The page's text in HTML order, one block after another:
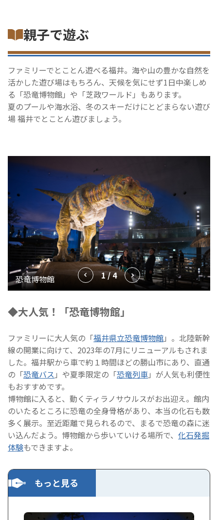
親子で遊ぶ
ファミリーでとことん遊べる福井。海や山の豊かな自然を
活かした遊び場はもちろん、天候を気にせず1日中楽しめ
る「恐竜博物館」や「芝政ワールド」もあります。
夏のプールや海水浴、冬のスキーだけにとどまらない遊び
場 福井でとことん遊びましょう。
1 / 4
◆大人気！「恐竜博物館」
ファミリーに大人気の「福井県立恐竜博物館」。北陸新幹
線の開業に向けて、2023年の7月にリニューアルもされま
した。福井駅から車で約１時間ほどの勝山市にあり、直通
の「恐竜バス 」や夏季限定の「恐竜列車」が人気も利便性
もおすすめです。
博物館に入ると、動くティラノサウルスがお出迎え。館内
のいたるところに恐竜の全身骨格があり、本当の化石も数
多く展示。至近距離で見られるので、まるで恐竜の森に迷
い込んだよう。博物館から歩いていける場所で、 化石発掘
体験もできますよ。
もっと見る